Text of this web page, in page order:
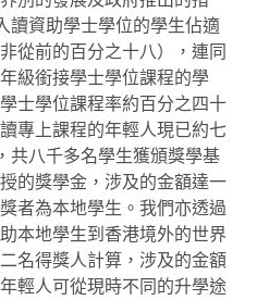
讀資助學士學位的學生佔適
從前的百分之十八），連同
級銜接學士學位課程的學
士學位課程率約百分之四十
專上課程的年輕人現已約七
共八千多名學生獲頒獎學基
的獎學金，涉及的金額達一
者為本地學生。我們亦透過
本地學生到香港境外的世界
名得獎人計算，涉及的金額
輕人可從現時不同的升學途